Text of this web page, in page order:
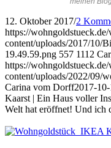
12. Oktober 2017/2
https://
content/uploads/2017/10/
19.49.59.png 557 1112
https://
content/uploads/2022/09/
Carina vom Dorff2017-
Kaarst | Ein Haus voller
Welt hat eröffnet! Und ich